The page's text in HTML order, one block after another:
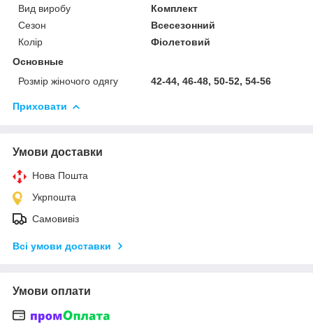
Вид виробу
Комплект
Сезон
Всесезонний
Колір
Фіолетовий
Основные
Розмір жіночого одягу
42-44, 46-48, 50-52, 54-56
Приховати
Умови доставки
Нова Пошта
Укрпошта
Самовивіз
Всі умови доставки
Умови оплати